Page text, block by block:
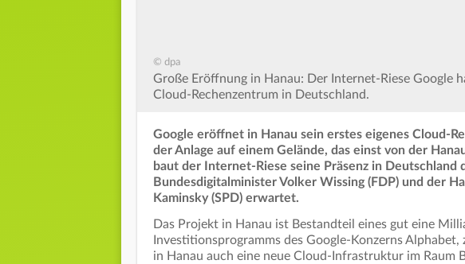
© dpa
Große Eröffnung in Hanau: Der Internet-Riese Google
Cloud-Rechenzentrum in Deutschland.
Google eröffnet in Hanau sein erstes eigenes Cloud-
der Anlage auf einem Gelände, das einst von der
baut der Internet-Riese seine Präsenz in
Bundesdigitalminister Volker Wissing (FDP) und der
Kaminsky (SPD) erwartet.
Das Projekt in Hanau ist Bestandteil eines gut eine
Investitionsprogramms des Google-Konzerns Alphabet,
in Hanau auch eine neue Cloud-Infrastruktur im Raum